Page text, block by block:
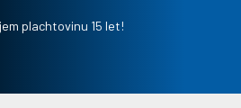
plachtovinu 15 let!